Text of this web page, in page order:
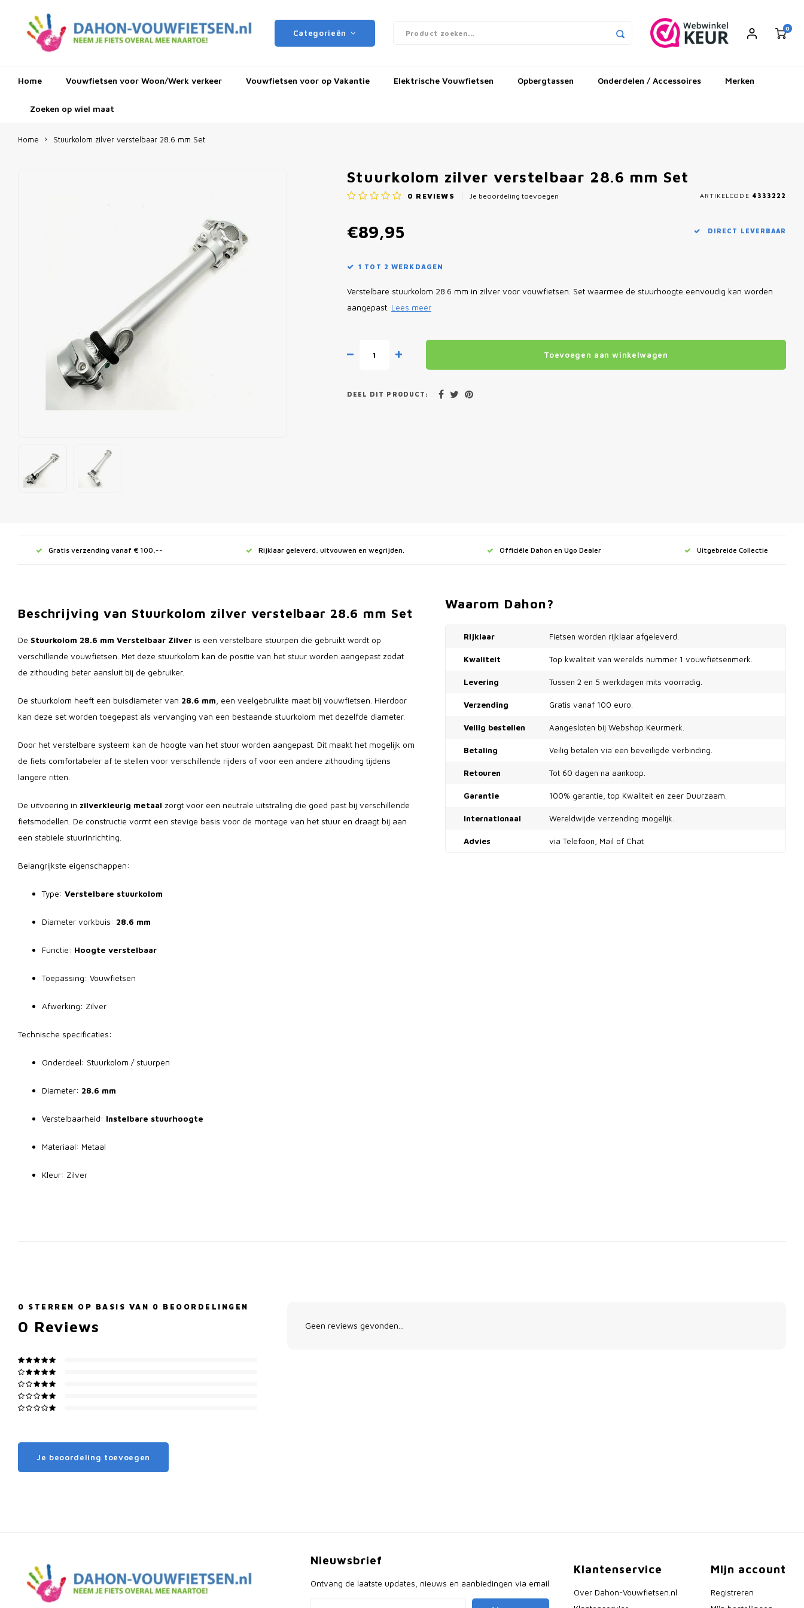
Categorieën
0
Home Vouwfietsen voor Woon/Werk verkeer Vouwfietsen voor op Vakantie Elektrische Vouwfietsen Opbergtassen Onderdelen / Accessoires Merken
Zoeken op wiel maat
Home Stuurkolom zilver verstelbaar 28.6 mm Set
Stuurkolom zilver verstelbaar 28.6 mm Set
0 REVIEWS Je beoordeling toevoegen ARTIKELCODE 4333222
€89,95 DIRECT LEVERBAAR
1 TOT 2 WERKDAGEN
Verstelbare stuurkolom 28.6 mm in zilver voor vouwfietsen. Set waarmee de stuurhoogte eenvoudig kan worden
aangepast. Lees meer
Toevoegen aan winkelwagen
DEEL DIT PRODUCT:
Gratis verzending vanaf € 100,-- Rijklaar geleverd, uitvouwen en wegrijden. Officiële Dahon en Ugo Dealer Uitgebreide Collectie
Beschrijving van Stuurkolom zilver verstelbaar 28.6 mm Set
De Stuurkolom 28.6 mm Verstelbaar Zilver is een verstelbare stuurpen die gebruikt wordt op
verschillende vouwfietsen. Met deze stuurkolom kan de positie van het stuur worden aangepast zodat
de zithouding beter aansluit bij de gebruiker.
De stuurkolom heeft een buisdiameter van 28.6 mm , een veelgebruikte maat bij vouwfietsen. Hierdoor
kan deze set worden toegepast als vervanging van een bestaande stuurkolom met dezelfde diameter.
Door het verstelbare systeem kan de hoogte van het stuur worden aangepast. Dit maakt het mogelijk om
de fiets comfortabeler af te stellen voor verschillende rijders of voor een andere zithouding tijdens
langere ritten.
De uitvoering in zilverkleurig metaal zorgt voor een neutrale uitstraling die goed past bij verschillende
fietsmodellen. De constructie vormt een stevige basis voor de montage van het stuur en draagt bij aan
een stabiele stuurinrichting.
Belangrijkste eigenschappen:
Type: Verstelbare stuurkolom
Diameter vorkbuis: 28.6 mm
Functie: Hoogte verstelbaar
Toepassing: Vouwfietsen
Afwerking: Zilver
Technische specificaties:
Onderdeel: Stuurkolom / stuurpen
Diameter: 28.6 mm
Verstelbaarheid: Instelbare stuurhoogte
Materiaal: Metaal
Kleur: Zilver
Waarom Dahon?
Rijklaar Fietsen worden rijklaar afgeleverd.
Kwaliteit Top kwaliteit van werelds nummer 1 vouwfietsenmerk.
Levering Tussen 2 en 5 werkdagen mits voorradig.
Verzending Gratis vanaf 100 euro.
Veilig bestellen Aangesloten bij Webshop Keurmerk.
Betaling Veilig betalen via een beveiligde verbinding.
Retouren Tot 60 dagen na aankoop.
Garantie 100% garantie, top Kwaliteit en zeer Duurzaam.
Internationaal Wereldwijde verzending mogelijk.
Advies via Telefoon, Mail of Chat
0 STERREN OP BASIS VAN 0 BEOORDELINGEN
0 Reviews
Je beoordeling toevoegen
Geen reviews gevonden...
Nieuwsbrief
Ontvang de laatste updates, nieuws en aanbiedingen via email
Klantenservice
Over Dahon-Vouwfietsen.nl
Mijn account
Registreren